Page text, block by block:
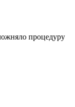
процедуру